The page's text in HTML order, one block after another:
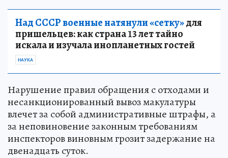
Над СССР военные натянули «сетку»для
пришельцев: как страна 13 лет тайно
искала и изучала инопланетных гостей
НАУКА
Нарушение правил обращения с отходами и
несанкционированный вывоз макулатуры
влечет за собой административные штрафы, а
за неповиновение законным требованиям
инспекторов виновным грозит задержание на
двенадцать суток.